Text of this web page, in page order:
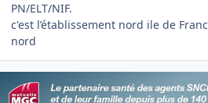
PN/ELT/NIF.
c'est l’établissement nord ile de
nord